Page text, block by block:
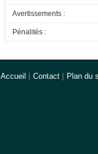
Avertissements :
Pénalités :
Accueil Contact Plan du